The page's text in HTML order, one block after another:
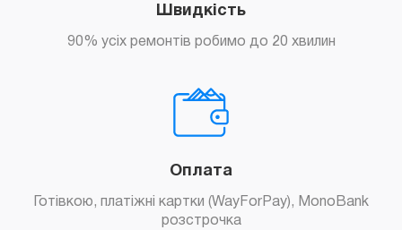
Швидкість
90% усіх ремонтів робимо до 20 хвилин
Оплата
Готівкою, платіжні картки (WayForPay), MonoBank
розстрочка